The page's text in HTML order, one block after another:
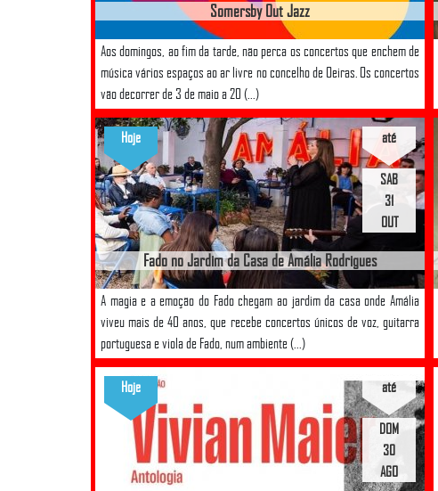
Somersby Out Jazz
Aos domingos, ao fim da tarde, não perca os concertos que enchem de
música vários espaços ao ar livre no concelho de Oeiras. Os concertos
vão decorrer de 3 de maio a 20 (...)
Fado no Jardim da Casa de Amália Rodrigues
A magia e a emoção do Fado chegam ao jardim da casa onde Amália
viveu mais de 40 anos, que recebe concertos únicos de voz, guitarra
portuguesa e viola de Fado, num ambiente (...)
até
SAB
31
OUT
Hoje
até
DOM
30
AGO
Hoje